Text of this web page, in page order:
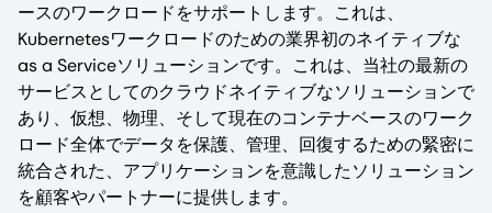
ースのワークロードをサポートします。これは、
Kubernetesワークロードのための業界初のネイティブな
as a Serviceソリューションです。これは、当社の最新の
サービスとしてのクラウドネイティブなソリューションで
あり、仮想、物理、そして現在のコンテナベースのワーク
ロード全体でデータを保護、管理、回復するための緊密に
統合された、アプリケーションを意識したソリューション
を顧客やパートナーに提供します。